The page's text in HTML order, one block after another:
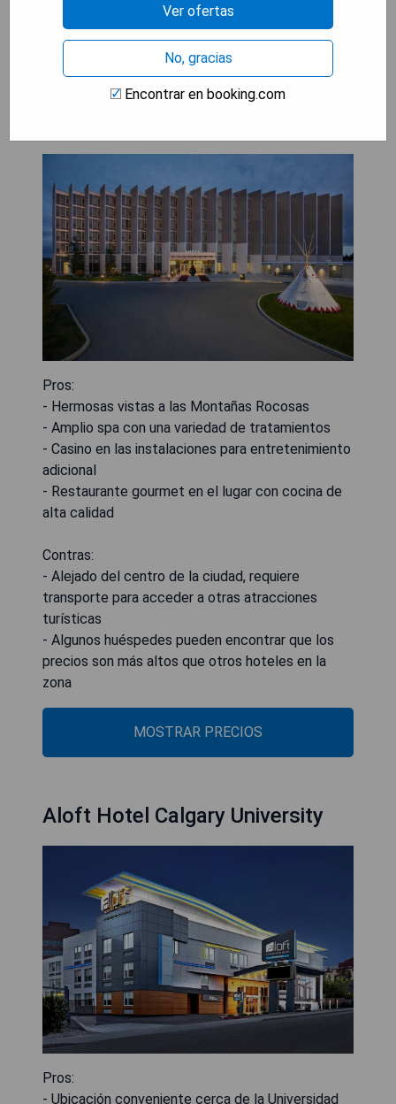
MOSTRAR PRECIOS
Pros:
- Hermosas vistas a las Montañas Rocosas
- Amplio spa con una variedad de tratamientos
- Casino en las instalaciones para entretenimiento
adicional
- Restaurante gourmet en el lugar con cocina de
alta calidad
Contras:
- Alejado del centro de la ciudad, requiere
transporte para acceder a otras atracciones
turísticas
- Algunos huéspedes pueden encontrar que los
precios son más altos que otros hoteles en la
zona
MOSTRAR PRECIOS
Aloft Hotel Calgary University
Pros:
- Ubicación conveniente cerca de la Universidad
Ver ofertas
No, gracias
Encontrar en booking.com